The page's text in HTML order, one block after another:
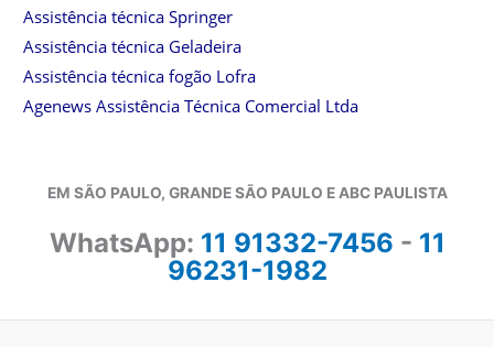
Assistência técnica Springer
Assistência técnica Geladeira
Assistência técnica fogão Lofra
Agenews Assistência Técnica Comercial Ltda
EM SÃO PAULO, GRANDE SÃO PAULO E ABC PAULISTA
WhatsApp: 11 91332-7456 - 11
96231-1982